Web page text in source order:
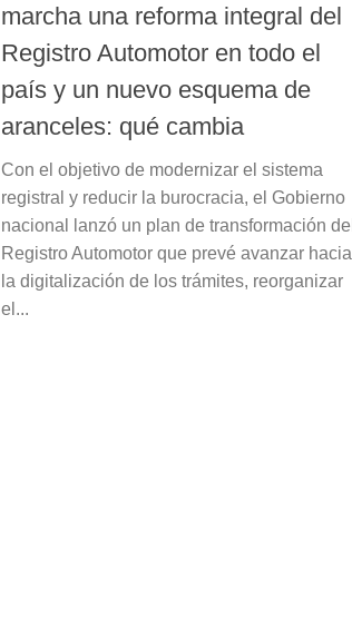
marcha una reforma integral del
Registro Automotor en todo el
país y un nuevo esquema de
aranceles: qué cambia
Con el objetivo de modernizar el sistema
registral y reducir la burocracia, el Gobierno
nacional lanzó un plan de transformación del
Registro Automotor que prevé avanzar hacia
la digitalización de los trámites, reorganizar
el...